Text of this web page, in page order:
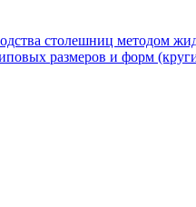
столешниц методом
размеров и форм